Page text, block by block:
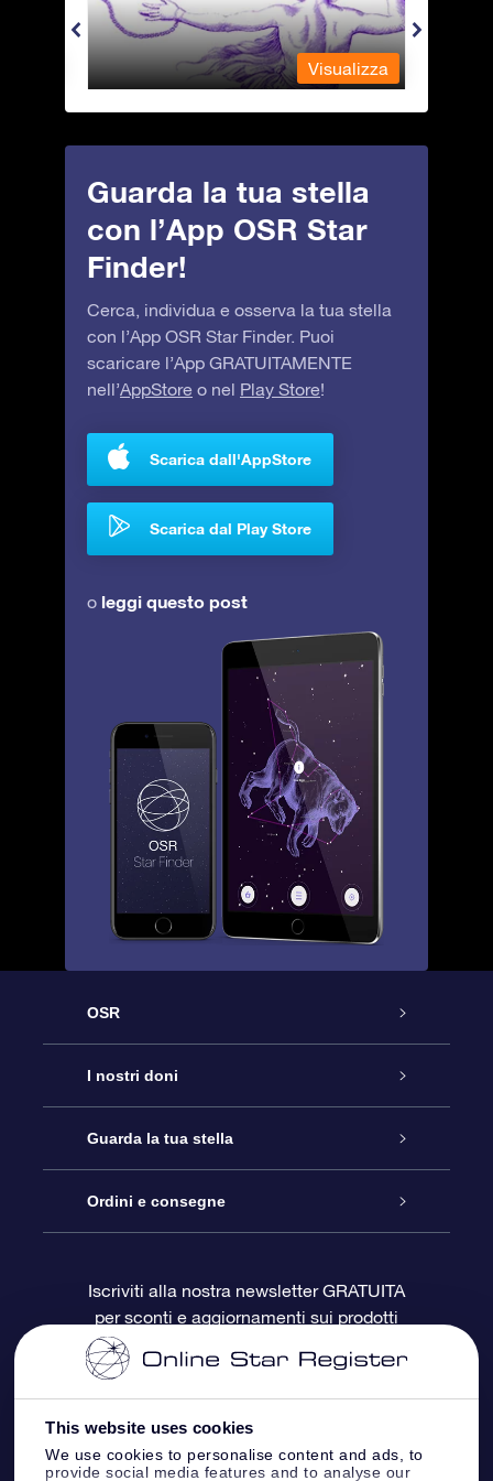
This website uses cookies
We use cookies to personalise content and ads, to
provide social media features and to analyse our
Visualizza
Guarda la tua stella
con l’App OSR Star
Finder!
Cerca, individua e osserva la tua stella
con l’App OSR Star Finder. Puoi
scaricare l’App GRATUITAMENTE
nell’AppStore o nel Play Store!
Scarica dall'AppStore
Scarica dal Play Store
o leggi questo post
OSR
Assistenza
Contattaci
Blog
OSR Recensioni
I nostri doni
Online Star Gift
Pacchetto regalo OSR
Gift Card OSR
Doni aziendali
Guarda la tua stella
Registro stellare
Star Page personalizzata
One Million Stars
OSR Starsaver
Ordini e consegne
Informazioni di Pagamento
Politica di reso
Iscriviti alla nostra newsletter GRATUITA
per sconti e aggiornamenti sui prodotti